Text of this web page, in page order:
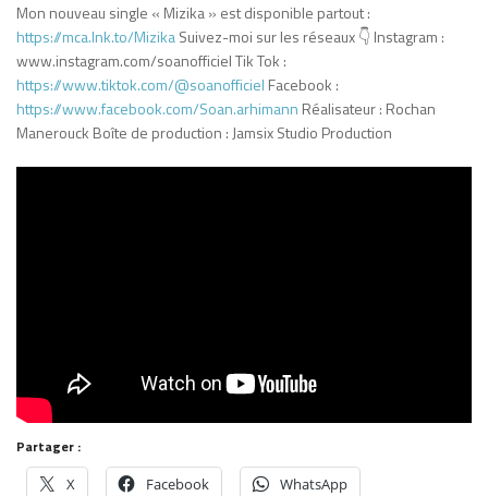
Mon nouveau single « Mizika » est disponible partout :
https://mca.lnk.to/MizikaSuivez-moi sur les réseaux 👇 Instagram :
www.instagram.com/soanofficiel Tik Tok :
https://www.tiktok.com/@soanofficiel Facebook :
https://www.facebook.com/Soan.arhimann Réalisateur : Rochan
Manerouck Boîte de production : Jamsix Studio Production
Partager :
X Facebook WhatsApp